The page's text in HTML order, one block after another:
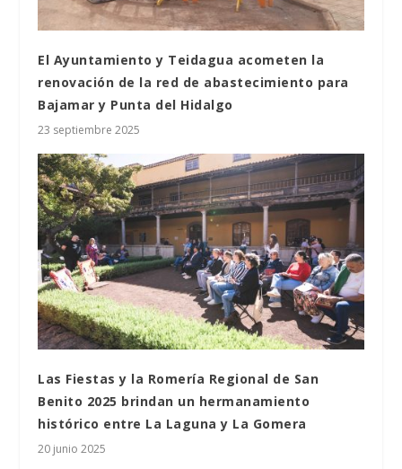
El Ayuntamiento y Teidagua acometen la
renovación de la red de abastecimiento para
Bajamar y Punta del Hidalgo
23 septiembre 2025
Las Fiestas y la Romería Regional de San
Benito 2025 brindan un hermanamiento
histórico entre La Laguna y La Gomera
20 junio 2025